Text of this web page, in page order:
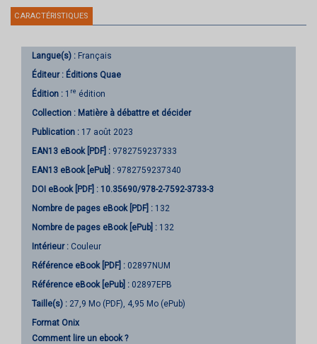
CARACTÉRISTIQUES
Langue(s) : Français
Éditeur : Éditions Quae
Édition : 1 re édition
Collection : Matière à débattre et décider
Publication : 17 août 2023
EAN13 eBook [PDF] : 9782759237333
EAN13 eBook [ePub] : 9782759237340
DOI eBook [PDF] : 10.35690/978-2-7592-3733-3
Nombre de pages eBook [PDF] : 132
Nombre de pages eBook [ePub] : 132
Intérieur : Couleur
Référence eBook [PDF] : 02897NUM
Référence eBook [ePub] : 02897EPB
Taille(s) : 27,9 Mo (PDF), 4,95 Mo (ePub)
Format Onix
Comment lire un ebook ?